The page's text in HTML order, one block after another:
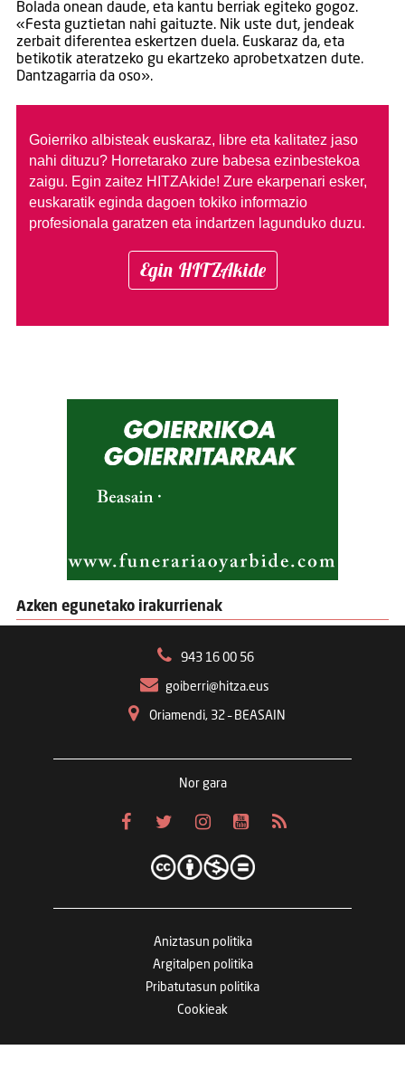
Bolada onean daude, eta kantu berriak egiteko gogoz.
«Festa guztietan nahi gaituzte. Nik uste dut, jendeak
zerbait diferentea eskertzen duela. Euskaraz da, eta
betikotik ateratzeko gu ekartzeko aprobetxatzen dute.
Dantzagarria da oso».
Goierriko albisteak euskaraz, libre eta kalitatez jaso
nahi dituzu? Horretarako zure babesa ezinbestekoa
zaigu. Egin zaitez HITZAkide! Zure ekarpenari esker,
euskaratik eginda dagoen tokiko informazio
profesionala garatzen eta indartzen lagunduko duzu.
Egin HITZAkide
Azken egunetako irakurrienak
943 16 00 56
goiberri@hitza.eus
Oriamendi, 32 – BEASAIN
Nor gara
Aniztasun politika
Argitalpen politika
Pribatutasun politika
Cookieak